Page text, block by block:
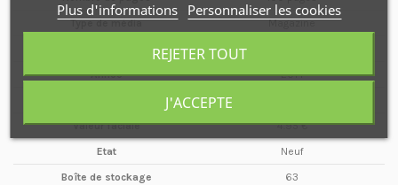
Type de média Magazine
Année 2014
Valeur faciale 4.95 €
Etat Neuf
Boîte de stockage 63
Plus d'informations Personnaliser les cookies
REJETER TOUT
J'ACCEPTE